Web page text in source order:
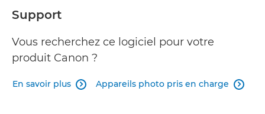
Support
Vous recherchez ce logiciel pour votre
produit Canon ?
En savoir plus  Appareils photo pris en charge 